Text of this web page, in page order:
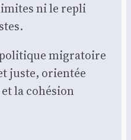
ni le repli
migra­toire
juste, orien­tée
la cohé­sion